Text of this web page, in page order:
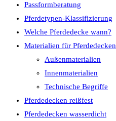
Passformberatung
Pferdetypen-Klassifizierung
Welche Pferdedecke wann?
Materialien für Pferdedecken
Außenmaterialien
Innenmaterialien
Technische Begriffe
Pferdedecken reißfest
Pferdedecken wasserdicht